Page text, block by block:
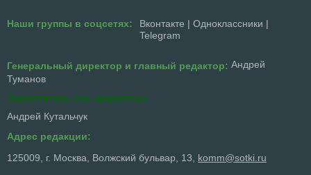
Наши группы в соцсетях: Вконтакте | Одноклассники |
Telegram
Генеральный директор и главный редактор: Андрей
Туманов
Заместитель ген. директора
Андрей Кутальчук
Адрес редакции:
125009, г. Москва, Волжский бульвар, 13, komm@sotki.ru